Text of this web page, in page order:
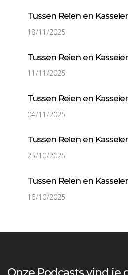
Tussen Reien en
18/11/2025
Tussen Reien en
11/11/2025
Tussen Reien en
04/11/2025
Tussen Reien en
25/10/2025
Tussen Reien en
16/10/2025
Onze Podcasts vind je